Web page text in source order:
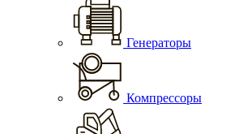
Генераторы
Компрессоры